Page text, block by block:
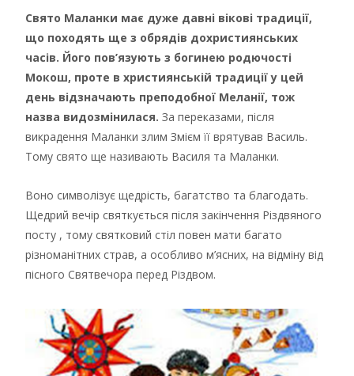
Свято Маланки має дуже давні вікові традиції,
що походять ще з обрядів дохристиянських
часів. Його пов’язують з богинею родючості
Мокош, проте в християнській традиції у цей
день відзначають преподобної Меланії, тож
назва видозмінилася. За переказами, після
викрадення Маланки злим Змієм її врятував Василь.
Тому свято ще називають Василя та Маланки.
Воно символізує щедрість, багатство та благодать.
Щедрий вечір святкується після закінчення Різдвяного
посту , тому святковий стіл повен мати багато
різноманітних страв, а особливо м’ясних, на відміну від
пісного Святвечора перед Різдвом.